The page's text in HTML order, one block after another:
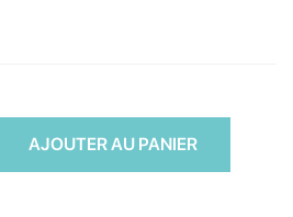
AJOUTER AU PANIER